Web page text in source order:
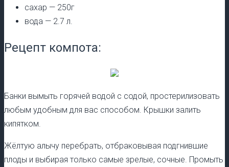
сахар — 250г
вода — 2.7 л.
Рецепт компота:
Банки вымыть горячей водой с содой, простерилизовать
любым удобным для вас способом. Крышки залить
кипятком.
Жёлтую алычу перебрать, отбраковывая подгнившие
плоды и выбирая только самые зрелые, сочные. Промыть